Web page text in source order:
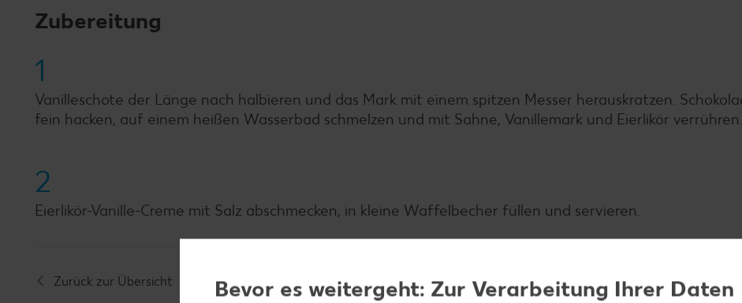
Zubereitung
1
Vanilleschote der Länge nach halbieren und das Mark mit einem spitzen Messer herauskratzen.
fein hacken, auf einem heißen Wasserbad schmelzen und mit Sahne, Vanillemark und Eierlikör verrühren.
2
Eierlikör-Vanille-Creme mit Salz abschmecken, in kleine Waffelbecher füllen und servieren.
Zurück zur Übersicht Bevor es weitergeht: Zur Verarbeitung Ihrer Daten